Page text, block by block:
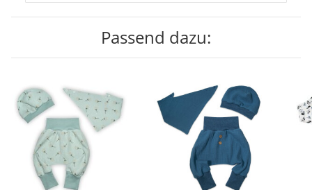
Passend dazu: